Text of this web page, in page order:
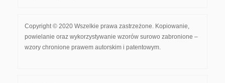
Copyright © 2020 Wszelkie prawa zastrzeżone. Kopiowanie,
powielanie oraz wykorzystywanie wzorów surowo zabronione –
wzory chronione prawem autorskim i patentowym.